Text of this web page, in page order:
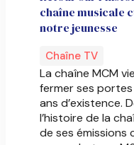
chaîne musicale
notre jeunesse
Chaîne TV
La chaîne MCM
fermer ses
ans d’existence.
l’histoire de la
de ses émissions